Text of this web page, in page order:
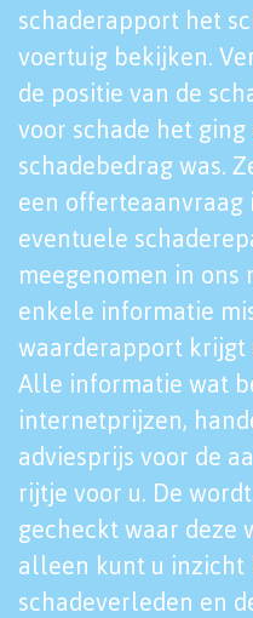
schaderapport het
voertuig bekijken.
de positie van de
voor schade het
schadebedrag was.
een offerteaanvraag
eventuele
meegenomen in
enkele informatie
waarderapport krijgt
Alle informatie wat
internetprijzen,
adviesprijs voor de
rijtje voor u. De
gecheckt waar deze
alleen kunt u inzicht
schadeverleden en